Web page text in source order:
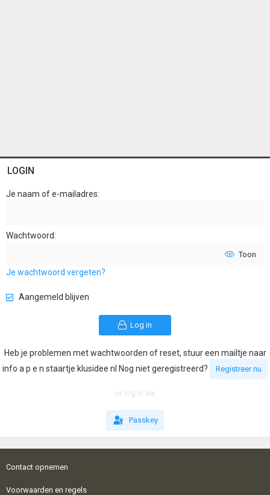
LOGIN
Je naam of e-mailadres
Wachtwoord
Toon
Je wachtwoord vergeten?
Aangemeld blijven
Log in
Heb je problemen met wachtwoorden of reset, stuur een mailtje naar
info a p e n staartje klusidee nl Nog niet geregistreerd?
Registreer nu
or log in via
Passkey
Contact opnemen
Voorwaarden en regels